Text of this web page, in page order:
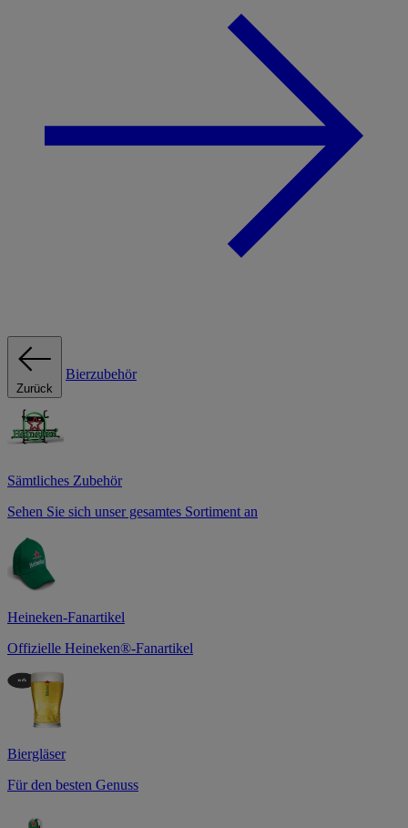
Zurück
Bierzubehör
Sämtliches Zubehör
Sehen Sie sich unser gesamtes Sortiment an
Heineken-Fanartikel
Offizielle Heineken®-Fanartikel
Biergläser
Für den besten Genuss